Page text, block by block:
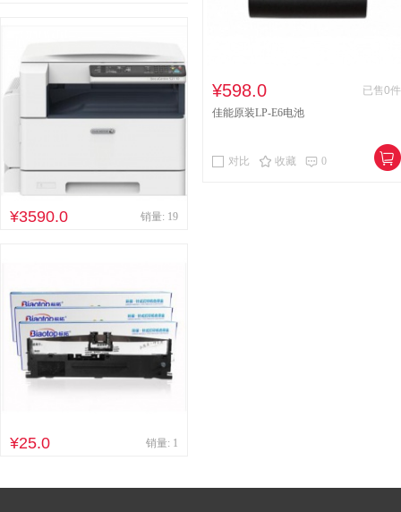
¥3590.0 销量: 19
¥25.0 销量: 1
¥598.0
已售0件
佳能原装LP-E6电池
对比 收藏 0